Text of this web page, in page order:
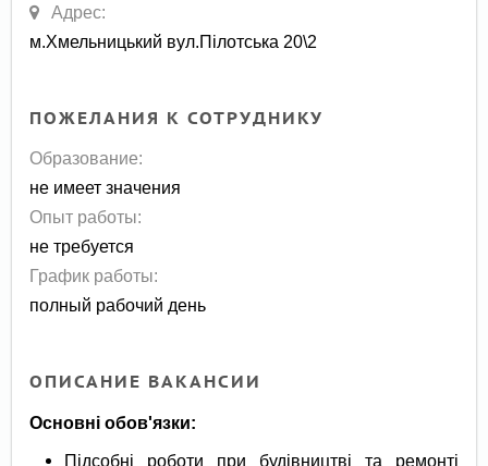
Адрес:
м.Хмельницький вул.Пілотська 20\2
ПОЖЕЛАНИЯ К СОТРУДНИКУ
Образование:
не имеет значения
Опыт работы:
не требуется
График работы:
полный рабочий день
ОПИСАНИЕ ВАКАНСИИ
Основні обов'язки:
Підсобні роботи при будівництві та ремонті